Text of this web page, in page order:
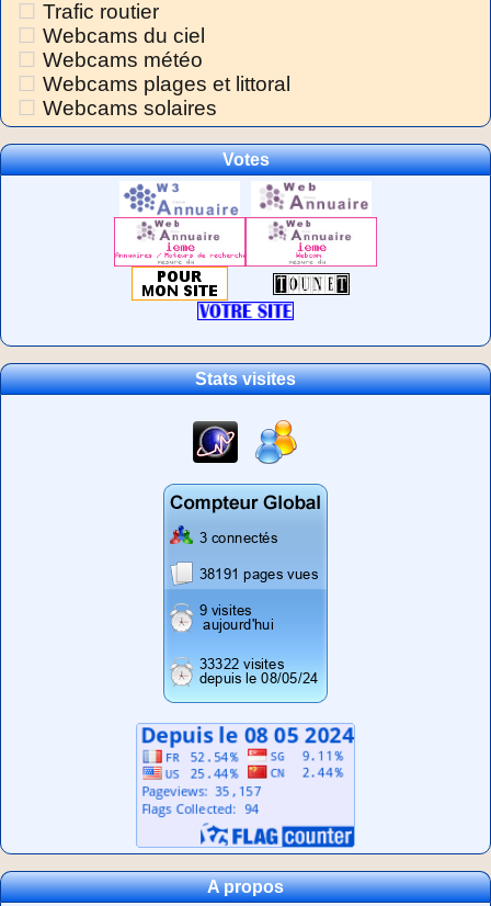
Trafic routier
Webcams du ciel
Webcams météo
Webcams plages et littoral
Webcams solaires
Votes
Stats visites
A propos